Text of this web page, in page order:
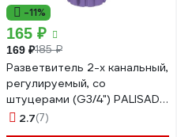
-11%
165 ₽
169 ₽185 ₽
Разветвитель 2-х канальный,
регулируемый, со
штуцерами (G3/4") PALISAD
66426
2.7(7)